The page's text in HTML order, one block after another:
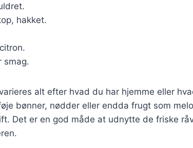
hakket.
smag.
alt efter hvad du har hjemme eller
bønner, nødder eller endda frugt som
Det er en god måde at udnytte de friske